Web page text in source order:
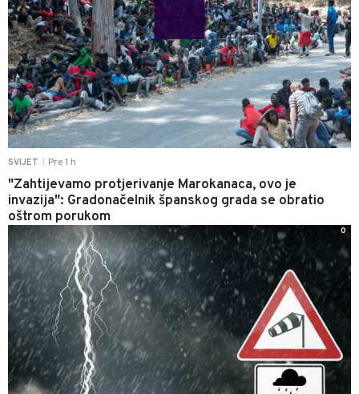
SVIJET Pre 1 h
"Zahtijevamo protjerivanje Marokanaca, ovo je
invazija": Gradonačelnik španskog grada se obratio
oštrom porukom
0